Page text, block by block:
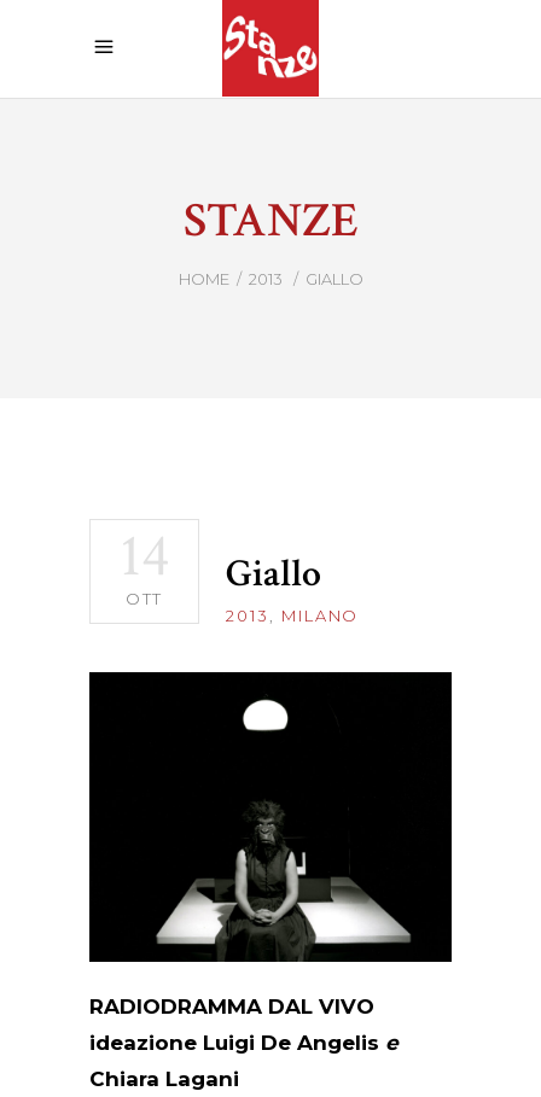
STANZE
HOME / 2013 / GIALLO
14
OTT Giallo
2013 MILANO
RADIODRAMMA DAL VIVO
ideazione Luigi De Angelis e
Chiara Lagani